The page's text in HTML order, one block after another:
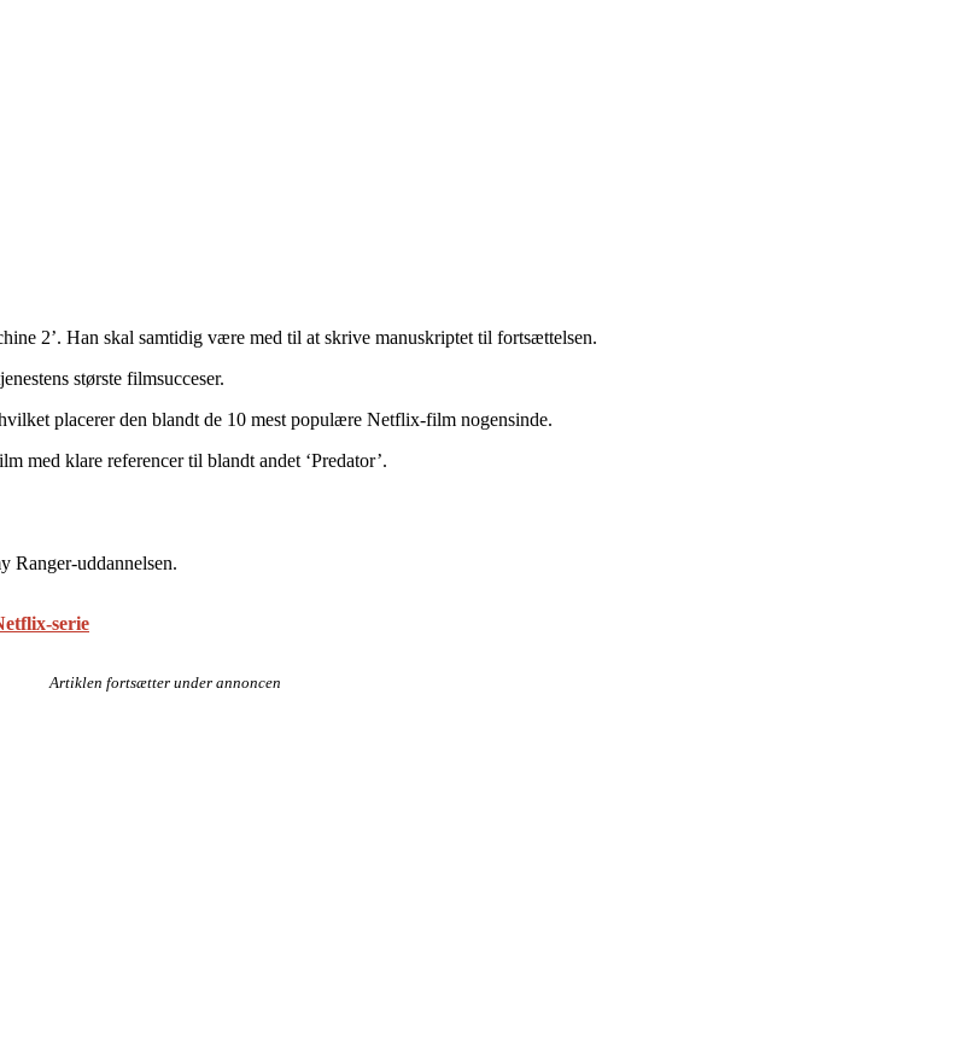
2’. Han skal samtidig være med til at skrive manuskriptet til fortsættelsen.
største filmsucceser.
placerer den blandt de 10 mest populære Netflix-film nogensinde.
med klare referencer til blandt andet ‘Predator’.
Ranger-uddannelsen.
serie
Artiklen fortsætter under annoncen